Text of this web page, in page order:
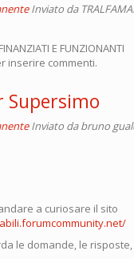
Inviato da
E FUNZIONANTI
inserire commenti.
Supersimo
Inviato dabruno
a curiosare il sito
le domande, le